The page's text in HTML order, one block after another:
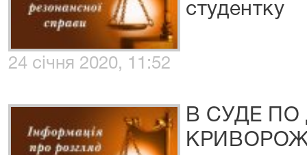
студентку
24 січня 2020, 11:52
В СУДЕ ПО